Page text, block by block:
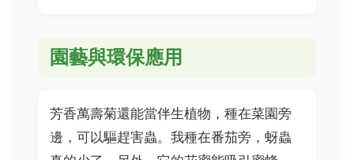
園藝與環保應用
芳香萬壽菊還能當伴生植物，種在菜園旁
邊，可以驅趕害蟲。我種在番茄旁，蚜蟲